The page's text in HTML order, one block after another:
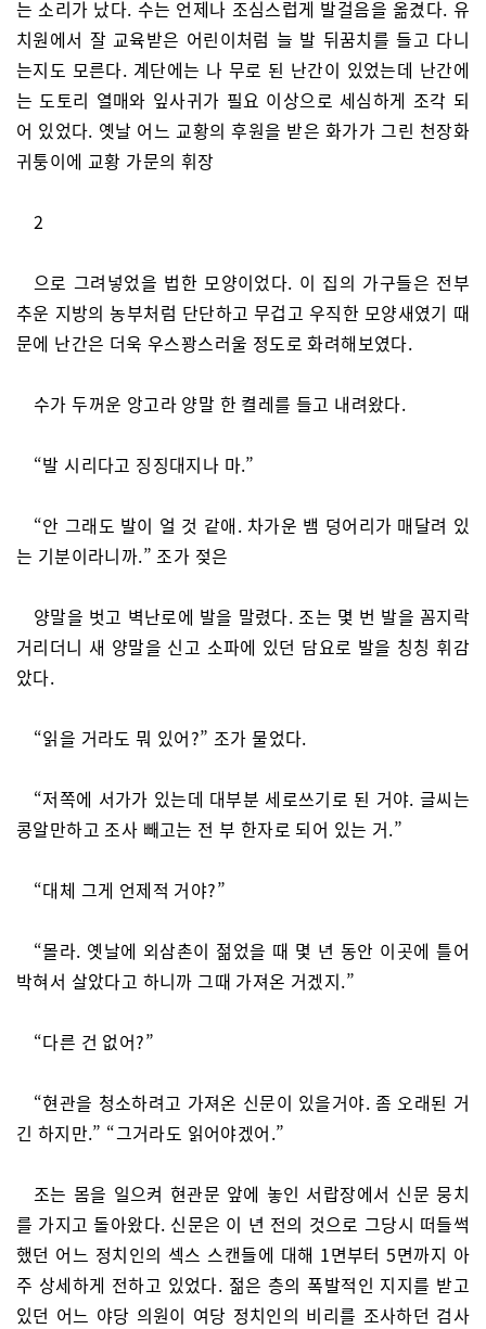
는 소리가 났다. 수는 언제나 조심스럽게 발걸음을 옮겼다. 유
치원에서 잘 교육받은 어린이처럼 늘 발 뒤꿈치를 들고 다니
는지도 모른다. 계단에는 나 무로 된 난간이 있었는데 난간에
는 도토리 열매와 잎사귀가 필요 이상으로 세심하게 조각 되
어 있었다. 옛날 어느 교황의 후원을 받은 화가가 그린 천장화
귀퉁이에 교황 가문의 휘장
2
으로 그려넣었을 법한 모양이었다. 이 집의 가구들은 전부
추운 지방의 농부처럼 단단하고 무겁고 우직한 모양새였기 때
문에 난간은 더욱 우스꽝스러울 정도로 화려해보였다.
수가 두꺼운 앙고라 양말 한 켤레를 들고 내려왔다.
“발 시리다고 징징대지나 마.”
“안 그래도 발이 얼 것 같애. 차가운 뱀 덩어리가 매달려 있
는 기분이라니까.” 조가 젖은
양말을 벗고 벽난로에 발을 말렸다. 조는 몇 번 발을 꼼지락
거리더니 새 양말을 신고 소파에 있던 담요로 발을 칭칭 휘감
았다.
“읽을 거라도 뭐 있어?” 조가 물었다.
“저쪽에 서가가 있는데 대부분 세로쓰기로 된 거야. 글씨는
콩알만하고 조사 빼고는 전 부 한자로 되어 있는 거.”
“대체 그게 언제적 거야?”
“몰라. 옛날에 외삼촌이 젊었을 때 몇 년 동안 이곳에 틀어
박혀서 살았다고 하니까 그때 가져온 거겠지.”
“다른 건 없어?”
“현관을 청소하려고 가져온 신문이 있을거야. 좀 오래된 거
긴 하지만.” “그거라도 읽어야겠어.”
조는 몸을 일으켜 현관문 앞에 놓인 서랍장에서 신문 뭉치
를 가지고 돌아왔다. 신문은 이 년 전의 것으로 그당시 떠들썩
했던 어느 정치인의 섹스 스캔들에 대해 1면부터 5면까지 아
주 상세하게 전하고 있었다. 젊은 층의 폭발적인 지지를 받고
있던 어느 야당 의원이 여당 정치인의 비리를 조사하던 검사